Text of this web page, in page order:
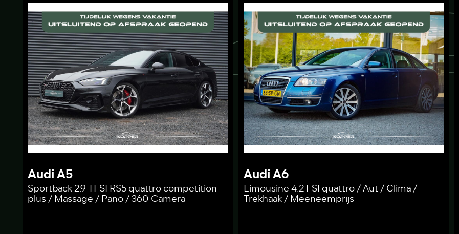
Audi A5
Sportback 2.9 TFSI RS5 quattro competition
plus / Massage / Pano / 360 Camera
Audi A6
Limousine 4.2 FSI quattro / Aut / Clima /
Trekhaak / Meeneemprijs